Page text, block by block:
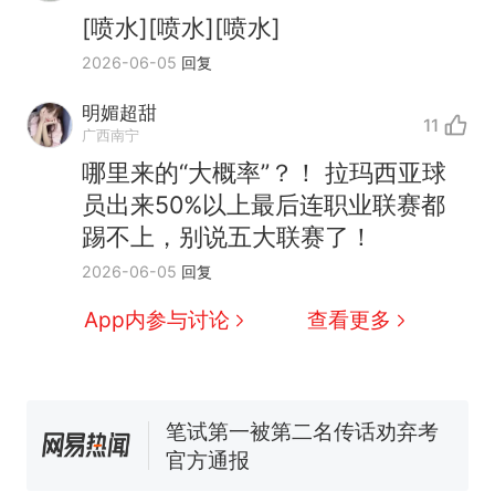
[喷水][喷水][喷水]
2026-06-05 回复
明媚超甜
广西南宁 11
哪里来的“大概率”？！ 拉玛西亚球
员出来50%以上最后连职业联赛都
踢不上，别说五大联赛了！
2026-06-05 回复
App内参与讨论 查看更多
热
那个在床头放菜刀的女孩，
因老师一句“跟我回家”改写了
人生
新 费大厨“全国小炒肉大王”称
来源：参考消息）
笔试第一被第二名传话劝弃考
官方通报